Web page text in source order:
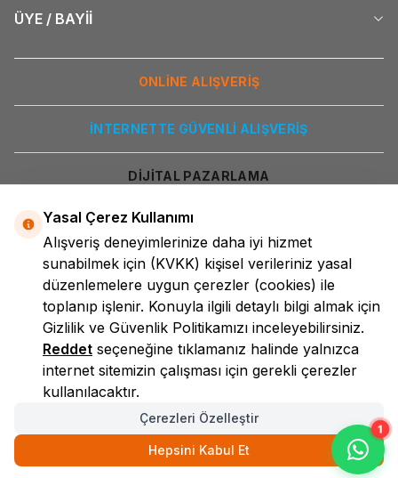
1
ÜYE / BAYİİ
ONLİNE ALIŞVERİŞ
İNTERNETTE GÜVENLİ ALIŞVERİŞ
DİJİTAL PAZARLAMA
LokmanAVM
Yasal Çerez Kullanımı
Alışveriş deneyimlerinize daha iyi hizmet
sunabilmek için (KVKK) kişisel verileriniz yasal
düzenlemelere uygun çerezler (cookies) ile
toplanıp işlenir. Konuyla ilgili detaylı bilgi almak için
Gizlilik ve Güvenlik Politikamızı inceleyebilirsiniz.
Reddet seçeneğine tıklamanız halinde yalnızca
internet sitemizin çalışması için gerekli çerezler
kullanılacaktır.
Çerezleri Özelleştir
Hepsini Kabul Et